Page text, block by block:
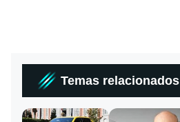
Temas relacionados